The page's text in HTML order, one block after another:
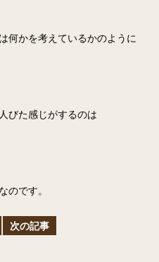
何かを考えているかのように
びた感じがするのは
のです。
次の記事